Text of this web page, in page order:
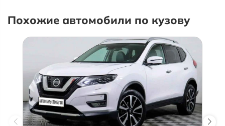
Похожие автомобили по кузову